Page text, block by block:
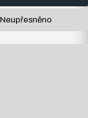
Neupřesněno